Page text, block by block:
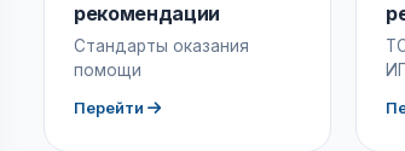
рекомендации
Стандарты оказания
помощи
Перейти